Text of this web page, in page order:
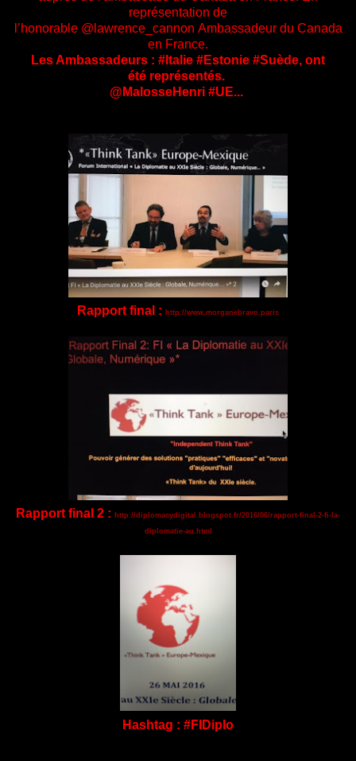
représentation de
l’honorable @lawrence_cannon Ambassadeur du Canada
en France.
Les Ambassadeurs : ‪#‎Italie‬ ‪#‎Estonie‬ ‎#Suède‬, ‪ ont
été représentés.
@MalosseHenri #UE...
Rapport final : http://www.morganebravo.paris
Rapport final 2 :
http://diplomacydigital.blogspot.fr/2016/06/rapport-final-2-fi-la-
diplomatie-au.html
Hashtag : #FIDiplo